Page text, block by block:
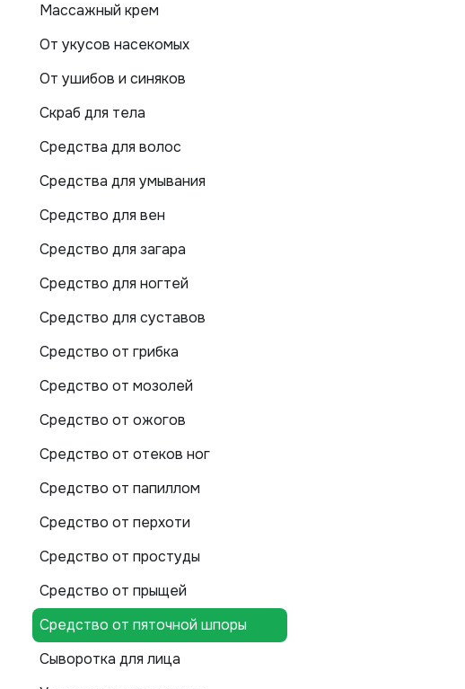
Массажный крем
От укусов насекомых
От ушибов и синяков
Скраб для тела
Средства для волос
Средства для умывания
Средство для вен
Средство для загара
Средство для ногтей
Средство для суставов
Средство от грибка
Средство от мозолей
Средство от ожогов
Средство от отеков ног
Средство от папиллом
Средство от перхоти
Средство от простуды
Средство от прыщей
Средство от пяточной шпоры
Сыворотка для лица